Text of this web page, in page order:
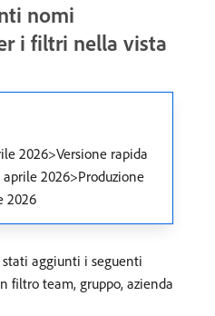
nomi
i filtri nella vista
2026>Versione rapida
aprile 2026>Produzione
2026
aggiunti i seguenti
filtro team, gruppo, azienda